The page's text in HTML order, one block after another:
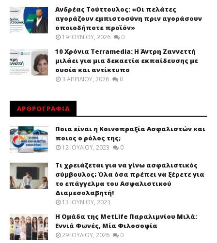
Ανδρέας Τούττουλος: «Οι πελάτες
αγοράζουν εμπιστοσύνη πριν αγοράσουν
οποιοδήποτε προϊόν»
19 ΙΟΥΝΊΟΥ, 2026 0
10 Χρόνια Terramedia: Η Άντρη Ζαννεττή
μιλάει για μια δεκαετία εκπαίδευσης με
ουσία και αντίκτυπο
3 ΑΠΡΙΛΊΟΥ, 2026 0
ΑΡΘΡΟΓΡΑΦΙΑ
Ποια είναι η Κοινοπραξία Ασφαλιστών και
ποιος ο ρόλος της;
12 ΙΟΥΛΊΟΥ, 2023 0
Τι χρειάζεται για να γίνω ασφαλιστικός
σύμβουλος; Όλα όσα πρέπει να ξέρετε για
το επάγγελμα του Ασφαλιστικού
Διαμεσολαβητή!
13 ΙΟΥΝΊΟΥ, 2023
Η Ομάδα της MetLife Παραλιμνίου Μιλά:
Εννιά Φωνές, Μία Φιλοσοφία
29 ΙΟΥΛΊΟΥ, 2026 0